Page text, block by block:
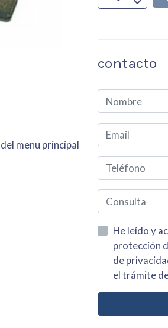
menu principal
contacto
He leído y acepto la
protección de datos asi como el
de privacidad y acepto el tratamiento de mis
el trámite